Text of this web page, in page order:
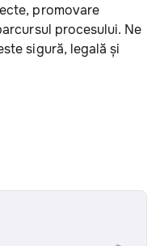
promovare
procesului. Ne
sigură, legală și